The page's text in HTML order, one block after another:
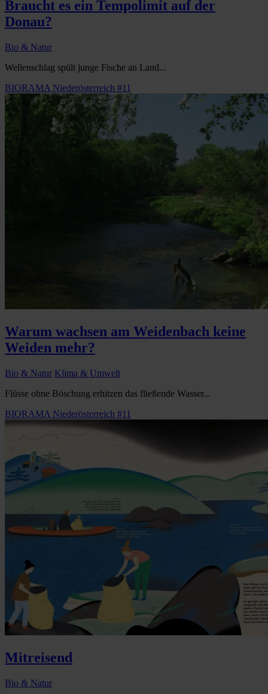
Braucht es ein Tempolimit auf der
Donau?
Bio & Natur
Wellenschlag spült junge Fische an Land...
BIORAMA Niederösterreich #11
Warum wachsen am Weidenbach keine
Weiden mehr?
Bio & Natur Klima & Umwelt
Flüsse ohne Böschung erhitzen das fließende Wasser...
BIORAMA Niederösterreich #11
Mitreisend
Bio & Natur